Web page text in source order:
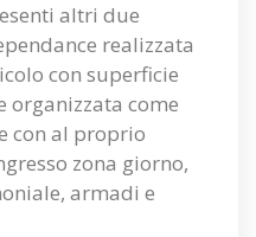
altri due
realizzata
con superficie
organizzata come
con al proprio
zona giorno,
armadi e